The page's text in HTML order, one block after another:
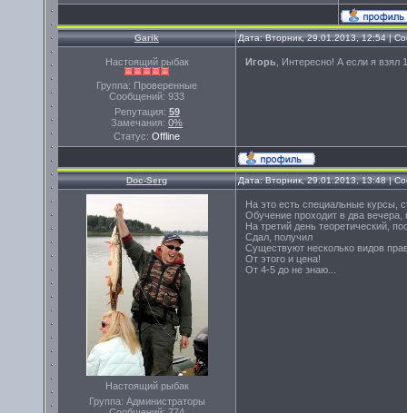
Garik Дата: Вторник, 29.01.2013, 12:54 |
Настоящий рыбак
Группа: Проверенные
Сообщений: 933
Репутация: 59
Замечания: 0%
Статус: Offline
Игорь , Интересно! А если я взял
Doc-Serg Дата: Вторник, 29.01.2013, 13:48 |
Настоящий рыбак
Группа: Администраторы
На это есть специальные курсы,
Обучение проходит в два вечера,
На третий день теоретический,
Сдал, получил
Существуют несколько видов
От этого и цена!
От 4-5 до не знаю...